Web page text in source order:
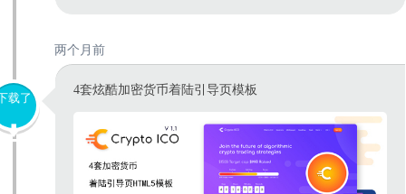
两个月前
载了
4套炫酷加密货币着陆引导页模板